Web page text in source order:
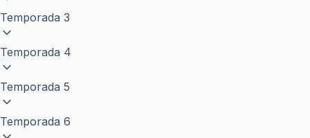
Temporada 3
Temporada 4
Temporada 5
Temporada 6